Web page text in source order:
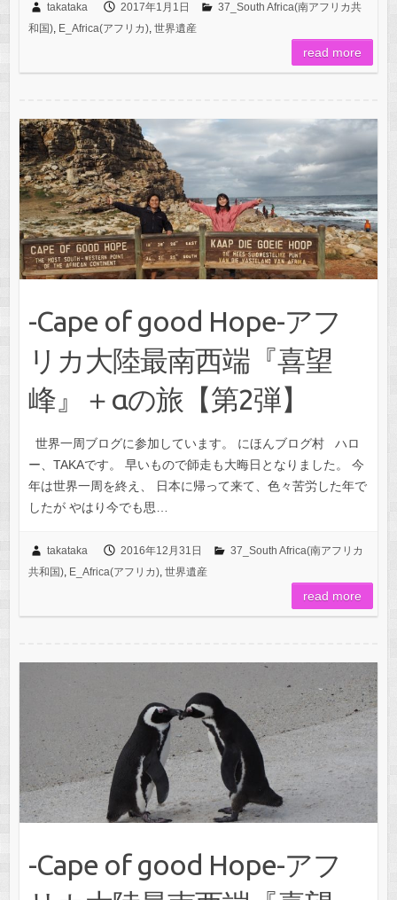
takataka 2017年1月1日
37_South Africa(南アフリカ共
和国), E_Africa(アフリカ), 世界遺産
read more
-Cape of good Hope-アフ
リカ大陸最南西端『喜望
峰』＋αの旅【第2弾】
世界一周ブログに参加しています。 にほんブログ村 ハロ
ー、TAKAです。 早いもので師走も大晦日となりました。 今
年は世界一周を終え、 日本に帰って来て、色々苦労した年で
したが やはり今でも思…
takataka 2016年12月31日
37_South Africa(南アフリカ
共和国), E_Africa(アフリカ), 世界遺産
read more
-Cape of good Hope-アフ